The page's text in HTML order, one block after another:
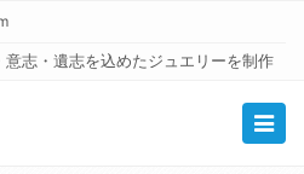
志・遺志を込めたジュエリーを制作